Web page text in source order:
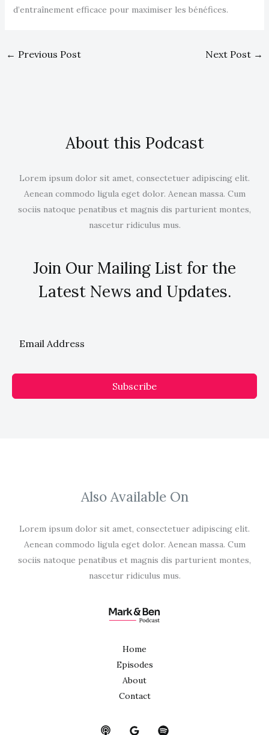
d’entraînement efficace pour maximiser les bénéfices.
← Previous Post Next Post →
About this Podcast
Lorem ipsum dolor sit amet, consectetuer adipiscing elit.
Aenean commodo ligula eget dolor. Aenean massa. Cum
sociis natoque penatibus et magnis dis parturient montes,
nascetur ridiculus mus.
Join Our Mailing List for the
Latest News and Updates.
Subscribe
Also Available On
Lorem ipsum dolor sit amet, consectetuer adipiscing elit.
Aenean commodo ligula eget dolor. Aenean massa. Cum
sociis natoque penatibus et magnis dis parturient montes,
nascetur ridiculus mus.
Home
Episodes
About
Contact